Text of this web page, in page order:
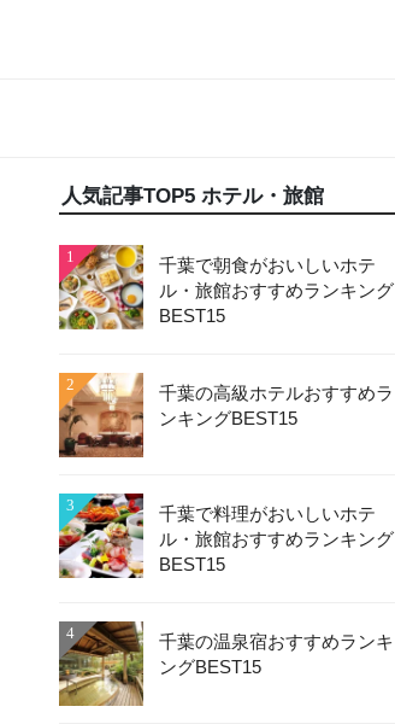
人気記事TOP5 ホテル・旅館
1
千葉で朝食がおいしいホテ
ル・旅館おすすめランキング
BEST15
2
千葉の高級ホテルおすすめラ
ンキングBEST15
3
千葉で料理がおいしいホテ
ル・旅館おすすめランキング
BEST15
4
千葉の温泉宿おすすめランキ
ングBEST15